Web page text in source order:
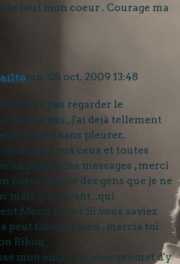
de tout mon coeur . Courage ma
lun. 05 oct. 2009 13:48
toujours pas regarder le
meme pas , j'ai dejà tellement
a elle sans pleurer..
tous ceux et toutes
laissé des messages , merci
coeur..meme des gens que je ne
mais qui savent...qui
a tous.Si vous saviez
peut faire du bien , mercia toi
Rikou.
mon email , je vous promet d'y